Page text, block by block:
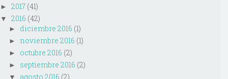
► 2017 (41)
▼ 2016 (42)
► diciembre 2016 (1)
► noviembre 2016 (1)
► octubre 2016 (2)
► septiembre 2016 (2)
▼ agosto 2016 (2)